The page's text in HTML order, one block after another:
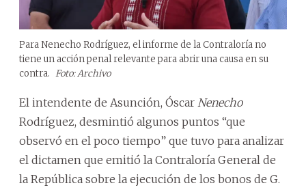
Para Nenecho Rodríguez, el informe de la Contraloría no
tiene un acción penal relevante para abrir una causa en su
contra. Foto: Archivo
El intendente de Asunción, Óscar Nenecho
Rodríguez, desmintió algunos puntos “que
observó en el poco tiempo” que tuvo para analizar
el dictamen que emitió la Contraloría General de
la República sobre la ejecución de los bonos de G.